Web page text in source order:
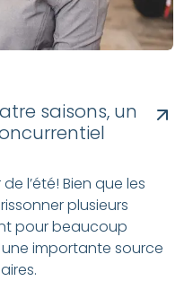
saisons, un
l’été! Bien que les
plusieurs
pour beaucoup
une importante source